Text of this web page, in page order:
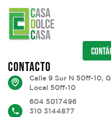
CONTACTO
Calle 9 Sur N 50ff-10,
Local 50ff-10
604 5017496
310 3144877